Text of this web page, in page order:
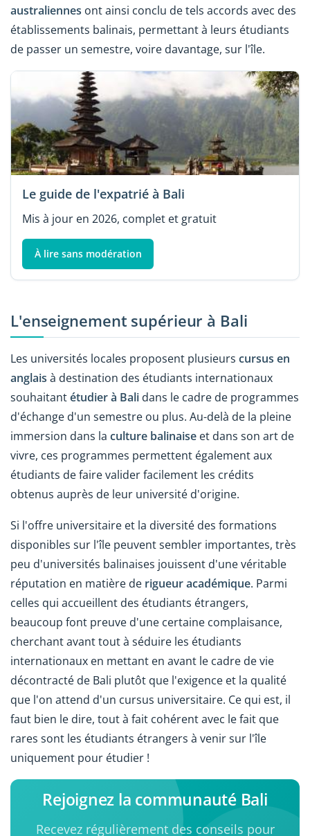
australiennes ont ainsi conclu de tels accords avec des
établissements balinais, permettant à leurs étudiants
de passer un semestre, voire davantage, sur l'île.
Le guide de l'expatrié à Bali
Mis à jour en 2026, complet et gratuit
À lire sans modération
L'enseignement supérieur à Bali
Les universités locales proposent plusieurs cursus en
anglais à destination des étudiants internationaux
souhaitantétudier à Bali dans le cadre de programmes
d'échange d'un semestre ou plus. Au-delà de la pleine
immersion dans la culture balinaise et dans son art de
vivre, ces programmes permettent également aux
étudiants de faire valider facilement les crédits
obtenus auprès de leur université d'origine.
Si l'offre universitaire et la diversité des formations
disponibles sur l'île peuvent sembler importantes, très
peu d'universités balinaises jouissent d'une véritable
réputation en matière de rigueur académique. Parmi
celles qui accueillent des étudiants étrangers,
beaucoup font preuve d'une certaine complaisance,
cherchant avant tout à séduire les étudiants
internationaux en mettant en avant le cadre de vie
décontracté de Bali plutôt que l'exigence et la qualité
que l'on attend d'un cursus universitaire. Ce qui est, il
faut bien le dire, tout à fait cohérent avec le fait que
rares sont les étudiants étrangers à venir sur l'île
uniquement pour étudier !
Rejoignez la communauté Bali
Recevez régulièrement des conseils pour